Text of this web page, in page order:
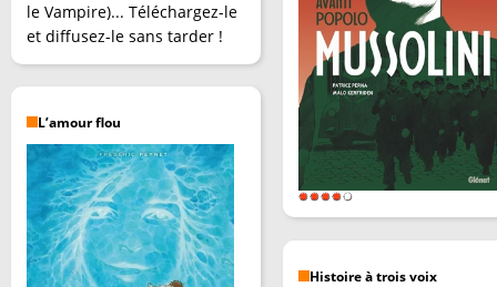
le Vampire)... Téléchargez-le
et diffusez-le sans tarder !
L’amour flou
Histoire à trois voix